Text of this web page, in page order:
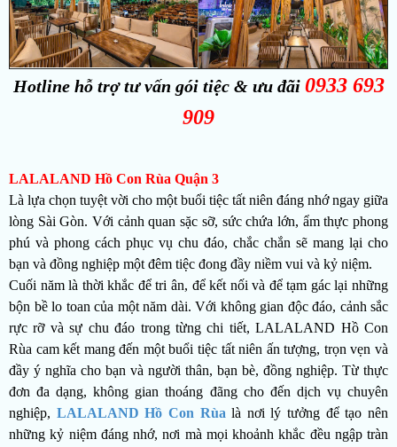
Hotline hỗ trợ tư vấn gói tiệc & ưu đãi 0933 693
909
LALALAND Hồ Con Rùa Quận 3
Là lựa chọn tuyệt vời cho một buổi tiệc tất niên đáng nhớ ngay giữa
lòng Sài Gòn. Với cảnh quan sặc sỡ, sức chứa lớn, ẩm thực phong
phú và phong cách phục vụ chu đáo, chắc chắn sẽ mang lại cho
bạn và đồng nghiệp một đêm tiệc đong đầy niềm vui và kỷ niệm.
Cuối năm là thời khắc để tri ân, để kết nối và để tạm gác lại những
bộn bề lo toan của một năm dài. Với không gian độc đáo, cảnh sắc
rực rỡ và sự chu đáo trong từng chi tiết, LALALAND Hồ Con
Rùa cam kết mang đến một buổi tiệc tất niên ấn tượng, trọn vẹn và
đầy ý nghĩa cho bạn và người thân, bạn bè, đồng nghiệp. Từ thực
đơn đa dạng, không gian thoáng đãng cho đến dịch vụ chuyên
nghiệp, LALALAND Hồ Con Rùa là nơi lý tưởng để tạo nên
những kỷ niệm đáng nhớ, nơi mà mọi khoảnh khắc đều ngập tràn